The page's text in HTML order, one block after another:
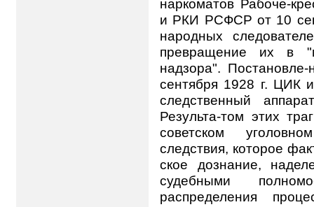
наркоматов Рабоче-
и РКИ РСФСР от 10
народных
превращение их в
надзора".
сентября 1928 г. ЦИК
следственный
Результа-том этих
советском
следствия, которое
ское дознание,
судебными
распределения